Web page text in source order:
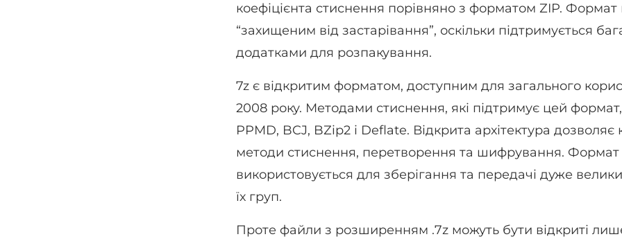
коефіцієнта стиснення порівняно з форматом ZIP. Формат
“захищеним від застарівання”, оскільки підтримується
додатками для розпакування.
7z є відкритим форматом, доступним для загального
2008 року. Методами стиснення, які підтримує цей
PPMD, BCJ, BZip2 і Deflate. Відкрита архітектура дозволяє
методи стиснення, перетворення та шифрування. Формат
використовується для зберігання та передачі дуже
їх груп.
Проте файли з розширенням .7z можуть бути відкриті